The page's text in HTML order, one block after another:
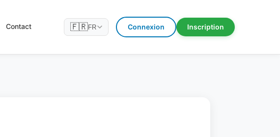
Contact 🇫🇷FR Connexion Inscription